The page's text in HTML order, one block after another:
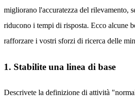
migliorano l'accuratezza del rilevamento,
riducono i tempi di risposta. Ecco alcune
rafforzare i vostri sforzi di ricerca delle
1. Stabilite una linea di base
Descrivete la definizione di attività